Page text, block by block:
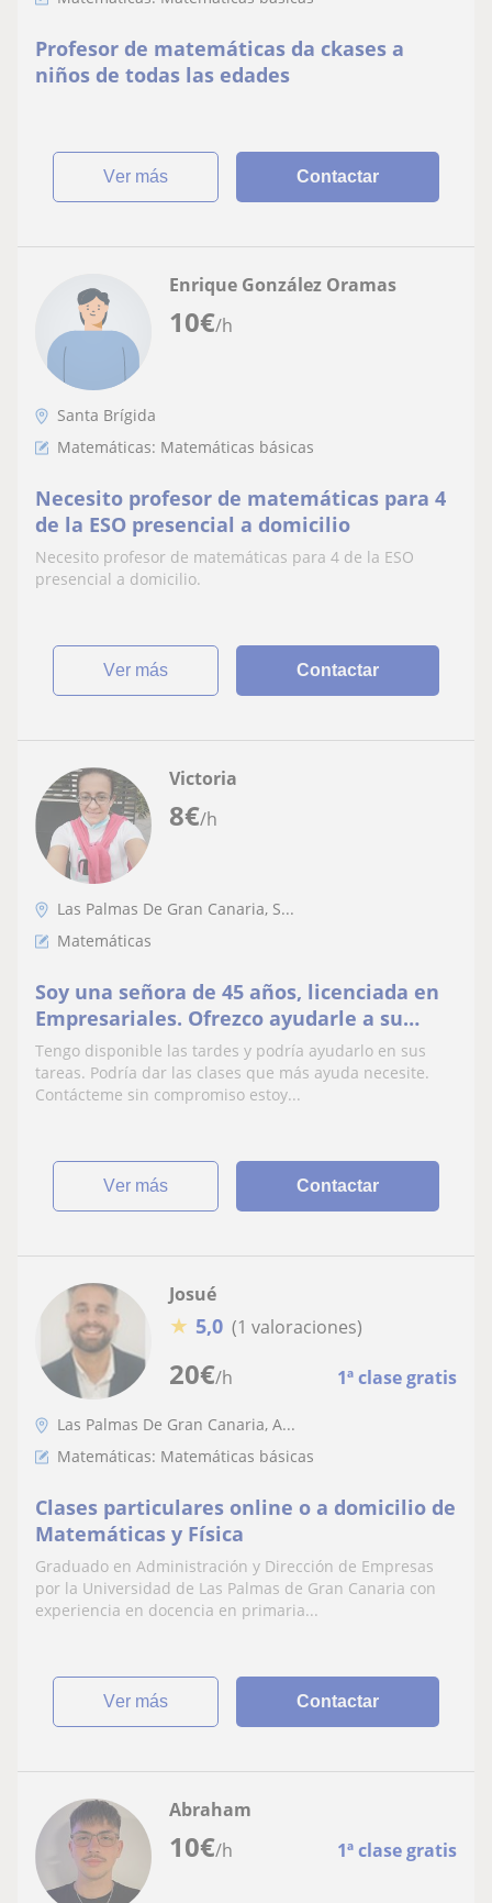
Profesor de matemáticas da ckases a
niños de todas las edades
ver más Contactar
10€/h
Enrique González Oramas
Santa Brígida
Matemáticas: Matemáticas básicas
Necesito profesor de matemáticas para 4
de la ESO presencial a domicilio
Necesito profesor de matemáticas para 4 de la ESO
presencial a domicilio.
ver más Contactar
8€/h
Victoria
Las Palmas De Gran Canaria, S...
Matemáticas
Soy una señora de 45 años, licenciada en
Empresariales. Ofrezco ayudarle a su
hijo(a) con las materias que más necesite
en primaria
Tengo disponible las tardes y podría ayudarlo en sus
tareas. Podría dar las clases que más ayuda necesite.
Contácteme sin compromiso estoy...
ver más Contactar
20€/h 1ª clase gratis
Josué
★ 5,0 (1 valoraciones)
Las Palmas De Gran Canaria, A...
Matemáticas: Matemáticas básicas
Clases particulares online o a domicilio de
Matemáticas y Física
Graduado en Administración y Dirección de Empresas
por la Universidad de Las Palmas de Gran Canaria con
experiencia en docencia en primaria...
ver más Contactar
10€/h 1ª clase gratis
Abraham